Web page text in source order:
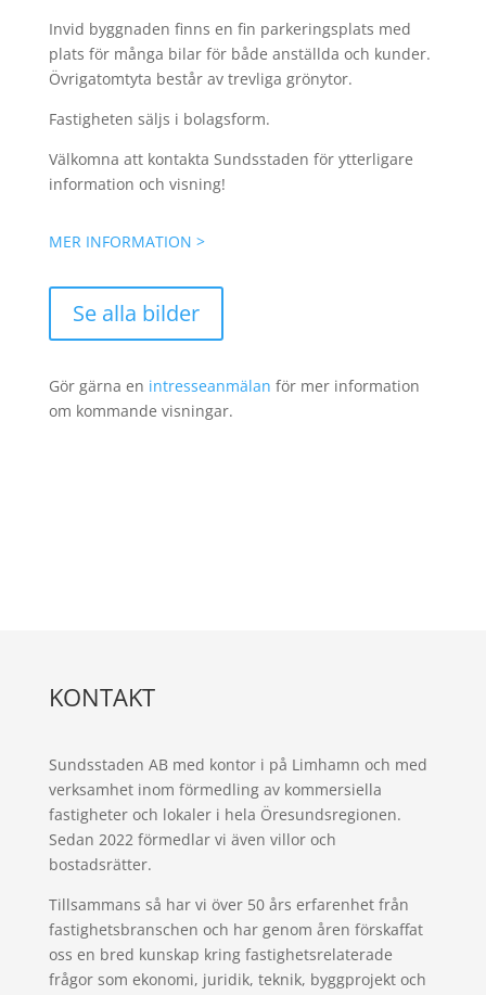
Invid byggnaden finns en fin parkeringsplats med
plats för många bilar för både anställda och kunder.
Övrigatomtyta består av trevliga grönytor.
Fastigheten säljs i bolagsform.
Välkomna att kontakta Sundsstaden för ytterligare
information och visning!
MER INFORMATION >
Se alla bilder
Gör gärna en intresseanmälan för mer information
om kommande visningar.
KONTAKT
Sundsstaden AB med kontor i på Limhamn och med
verksamhet inom förmedling av kommersiella
fastigheter och lokaler i hela Öresundsregionen.
Sedan 2022 förmedlar vi även villor och
bostadsrätter.
Tillsammans så har vi över 50 års erfarenhet från
fastighetsbranschen och har genom åren förskaffat
oss en bred kunskap kring fastighetsrelaterade
frågor som ekonomi, juridik, teknik, byggprojekt och